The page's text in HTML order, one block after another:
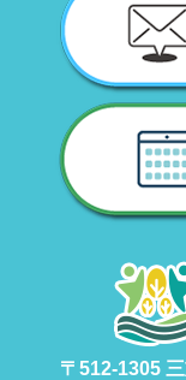
〒512-1305